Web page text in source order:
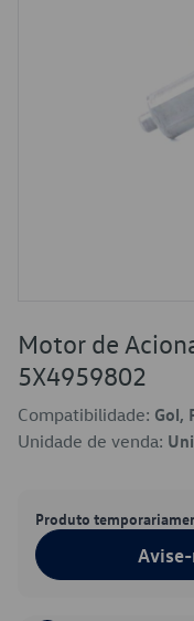
Motor de
5X4959802
Compatibilidade: Gol,
Unidade de venda:
Produto